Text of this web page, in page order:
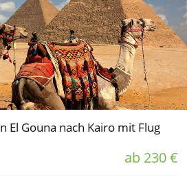
El Gouna nach Kairo mit Flug
ab 230 €